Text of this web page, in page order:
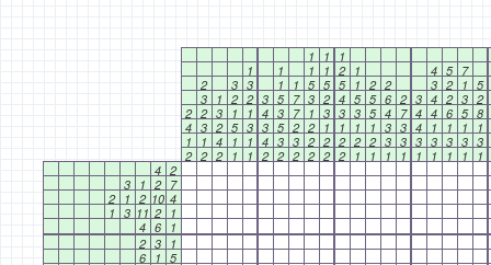
1 1
1
1
1 1 1 2 1 4 5 7
2
3 3 1 1 5 5 5 1 2 2 3 2 1 5
3
1 2 2 3 5 7 3 2 4 5 5 6 2 3 4 2 3 2
2 2 3 1 1 4 3 7 1 3 3 3 5 4 7 4 4 6 5 8
4 3 2 5 3 3 5 2 2 1 1 1 1 3 3 4 1 1 1
1
1
1 4 1 1 4 3 3 2 2 2 2 2 3 3 3 3 3 3 3
2 2 2 1 1 2 2 2 2 2 2 1 1 1 1 1 1 1 1
1
4 2
3
1 2 7
2
1 2 10 4
1 3 11 2
1
4 6
1
2 3
1
6
1 5